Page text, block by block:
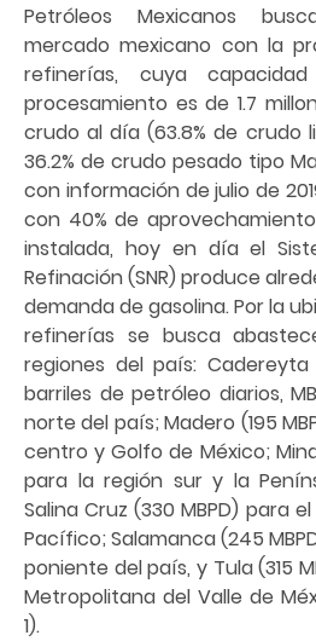
Petróleos Mexicanos
mercado mexicano con la
refinerías, cuya
procesamiento es de 1.7
crudo al día (63.8% de crudo
36.2% de crudo pesado tipo
con información de julio de
con 40% de
instalada, hoy en día el
Refinación (SNR) produce
demanda de gasolina. Por la
refinerías se busca
regiones del país:
barriles de petróleo diarios,
norte del país; Madero (195
centro y Golfo de México;
para la región sur y la
Salina Cruz (330 MBPD) para
Pacífico; Salamanca (245
poniente del país, y Tula (315
Metropolitana del Valle de
1).